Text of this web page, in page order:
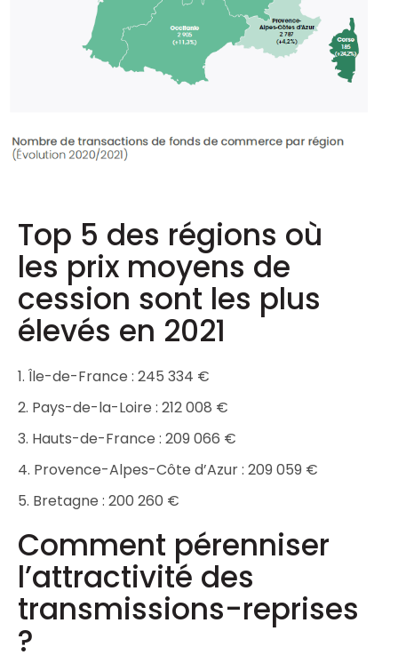
Top 5 des régions où
les prix moyens de
cession sont les plus
élevés en 2021
1. Île-de-France : 245 334 €
2. Pays-de-la-Loire : 212 008 €
3. Hauts-de-France : 209 066 €
4. Provence-Alpes-Côte d’Azur : 209 059 €
5. Bretagne : 200 260 €
Comment pérenniser
l’attractivité des
transmissions-reprises
?